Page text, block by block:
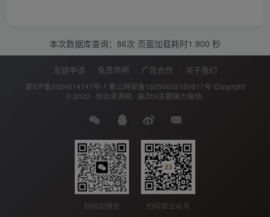
本次数据库查询：86次 页面加载耗时1.900 秒
友链申请 免责声明 广告合作 关于我们
蒙ICP备2024014747号-1 蒙公网安备15050002150517号 Copyright
© 2022 · 创业资源网 · 由Zibll主题强力驱动.
扫码加微信 扫码加公众号